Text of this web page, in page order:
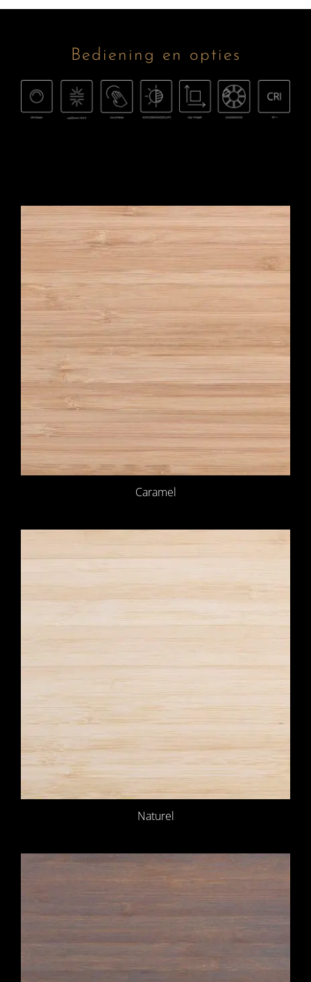
Bediening en opties
Caramel
Naturel